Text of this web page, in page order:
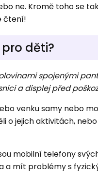
ne. Kromě toho se
čtení!
děti?
spojenými
a displej před
venku samy nebo
o jejich aktivitách,
mobilní telefony
a mít problémy s